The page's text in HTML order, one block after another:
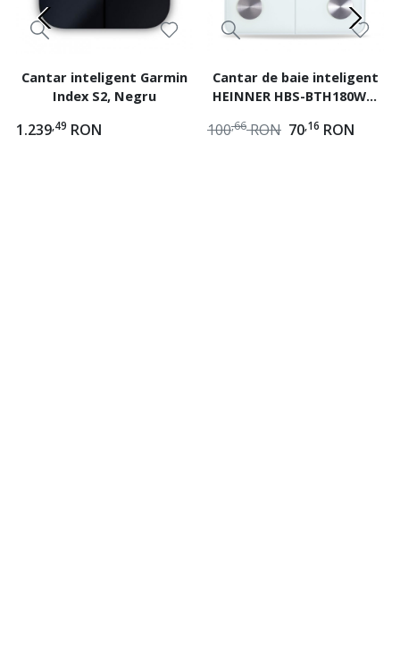
Cantar inteligent Garmin
Index S2, Negru
1.239,49 RON
Cantar de baie inteligent
HEINNER HBS-BTH180WH,
bluetooth, 180 kg
70,16 RON
100,66 RON